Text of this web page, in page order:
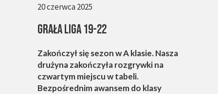
Zakończył się sezon w A klasie. Nasza
drużyna zakończyła rozgrywki na
czwartym miejscu w tabeli.
Bezpośrednim awansem do klasy
GRAŁA LIGA 19-22
20 czerwca 2025